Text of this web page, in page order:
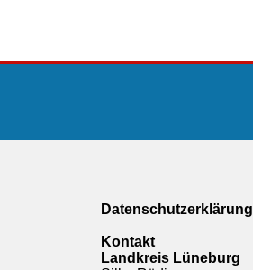
Datenschutzerklärung
Kontakt
Landkreis Lüneburg